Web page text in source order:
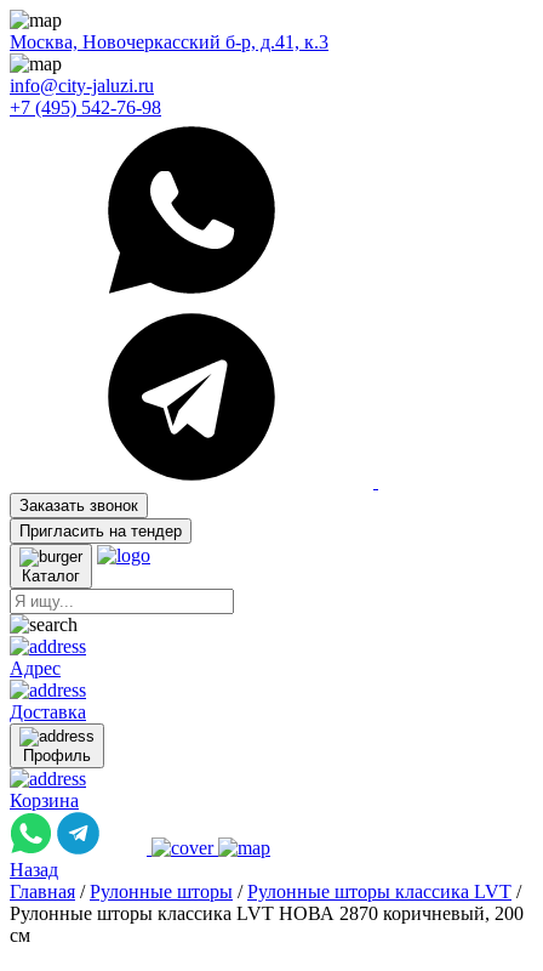
Москва, Новочеркасский б-р, д.41, к.3
info@city-jaluzi.ru
+7 (495) 542-76-98
Заказать звонок
Пригласить на тендер
Каталог
Адрес
Доставка
Профиль
Корзина
Назад
Главная / Рулонные шторы / Рулонные шторы классика LVT /
Рулонные шторы классика LVT НОВА 2870 коричневый, 200
см